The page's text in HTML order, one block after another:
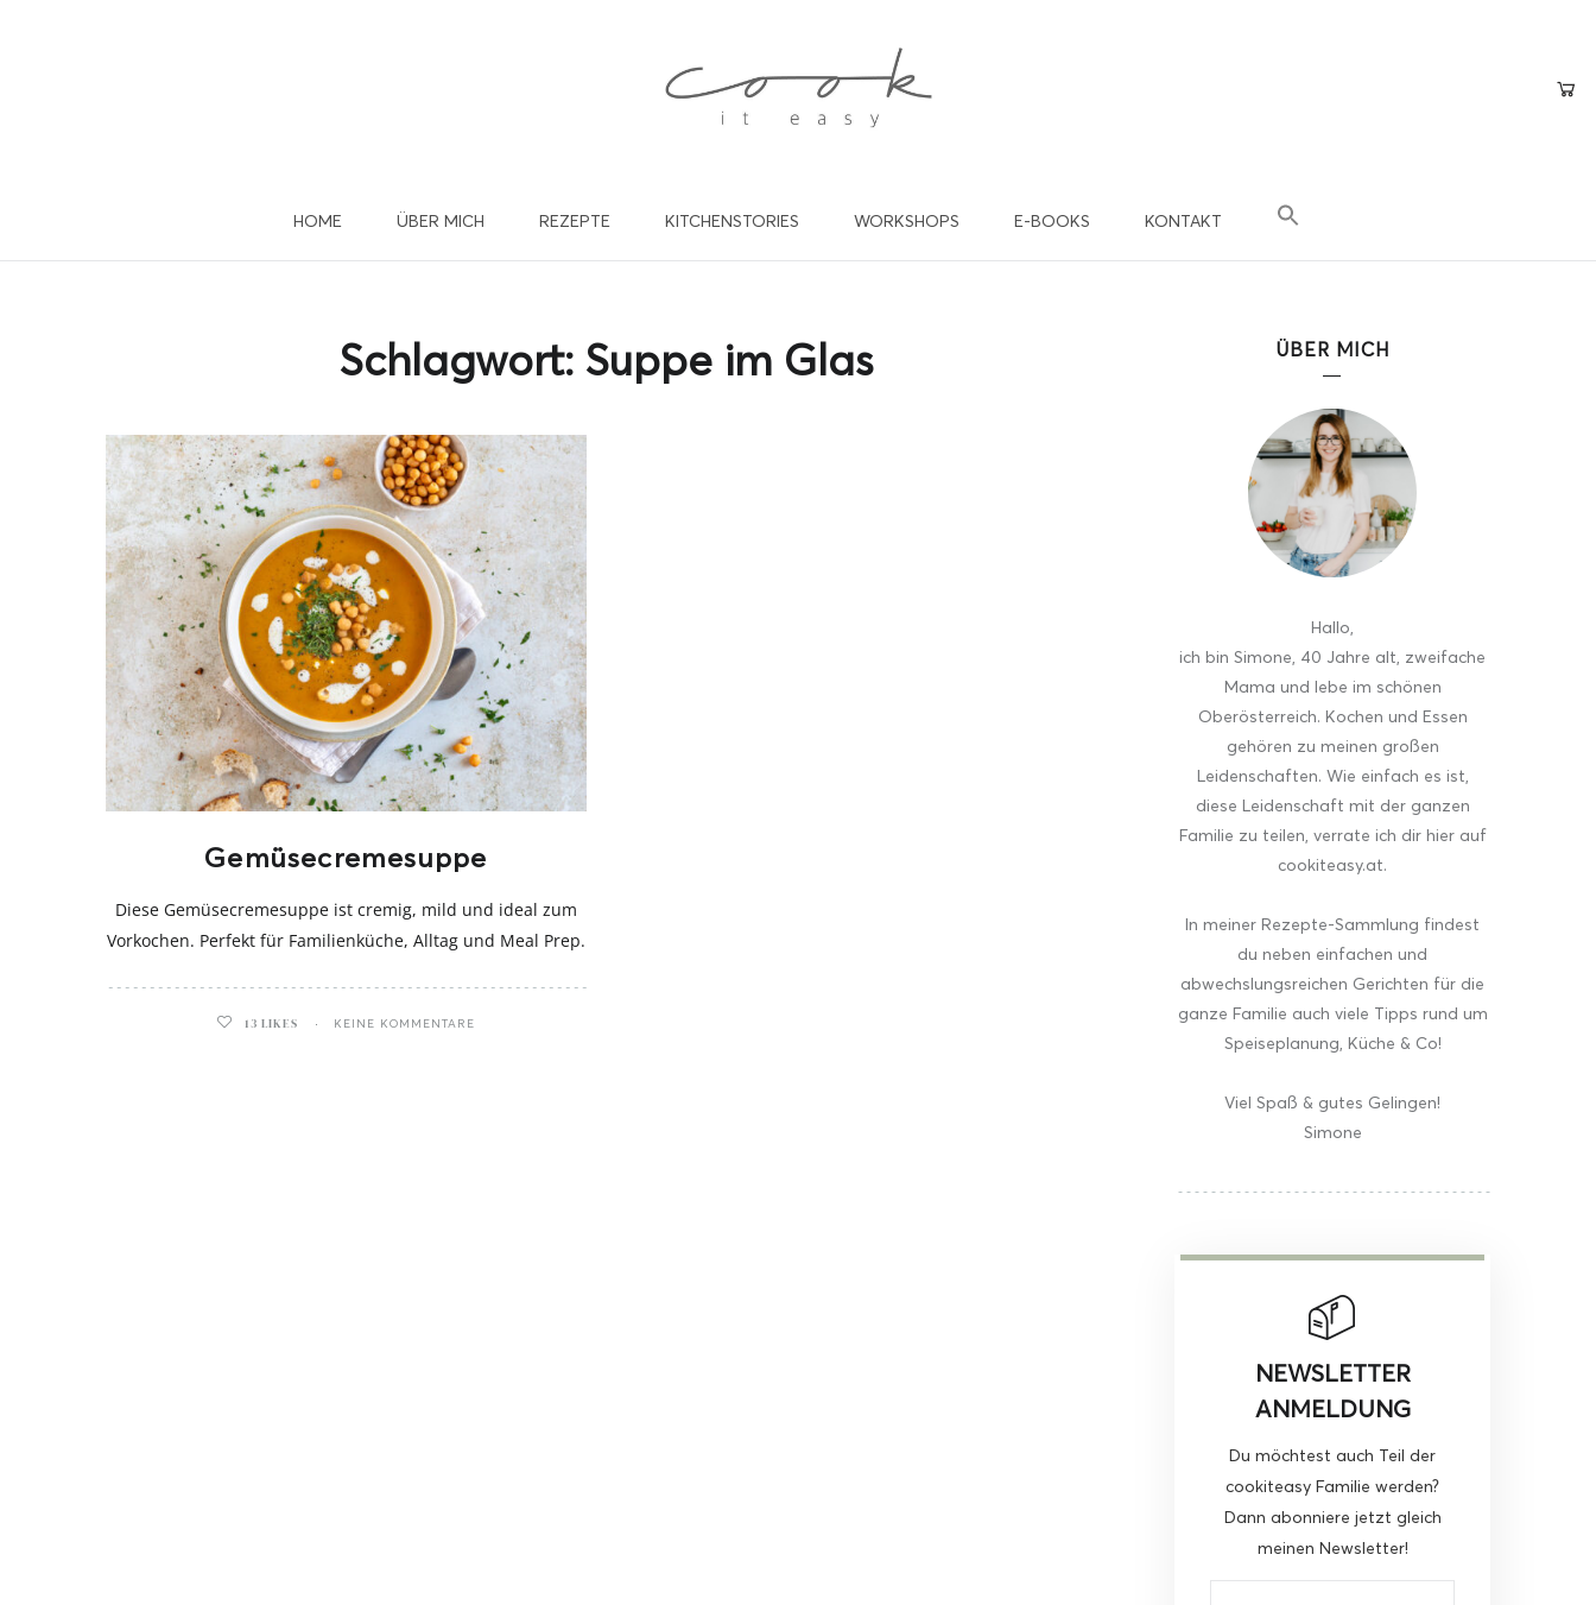
HOME ÜBER MICH REZEPTE KITCHENSTORIES WORKSHOPS E-BOOKS KONTAKT
Schlagwort: Suppe im Glas
Gemüsecremesuppe
Diese Gemüsecremesuppe ist cremig, mild und ideal zum
Vorkochen. Perfekt für Familienküche, Alltag und Meal Prep.
13 LIKES KEINE KOMMENTARE
ÜBER MICH
Hallo
ich bin Simone, 40 Jahre alt, zweifache
Mama und lebe im schönen
Oberösterreich. Kochen und Essen
gehören zu meinen großen
Leidenschaften. Wie einfach es ist,
diese Leidenschaft mit der ganzen
Familie zu teilen, verrate ich dir hier auf
cookiteasy.at.
In meiner Rezepte-Sammlung findest
du neben einfachen und
abwechslungsreichen Gerichten für die
ganze Familie auch viele Tipps rund um
Speiseplanung, Küche & Co!
Viel Spaß & gutes Gelingen!
Simone
NEWSLETTER
ANMELDUNG
Du möchtest auch Teil der
cookiteasy Familie werden?
Dann abonniere jetzt gleich
meinen Newsletter!
×
und Beiträge mehr verpassen?
DEINE E-MAIL ADRESSE